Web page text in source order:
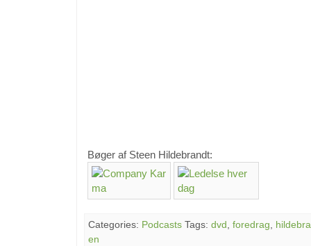
Bøger af Steen Hildebrandt:
Categories: Podcasts Tags: dvd foredrag
en